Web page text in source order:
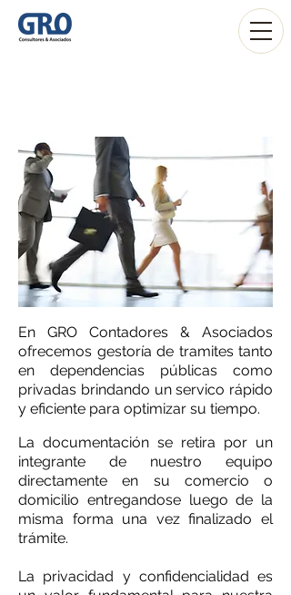
En GRO Contadores & Asociados
ofrecemos gestoría de tramites tanto
en dependencias públicas como
privadas brindando un servico rápido
y eficiente para optimizar su tiempo.
La documentación se retira por un
integrante de nuestro equipo
directamente en su comercio o
domicilio entregandose luego de la
misma forma una vez finalizado el
trámite.
La privacidad y confidencialidad es